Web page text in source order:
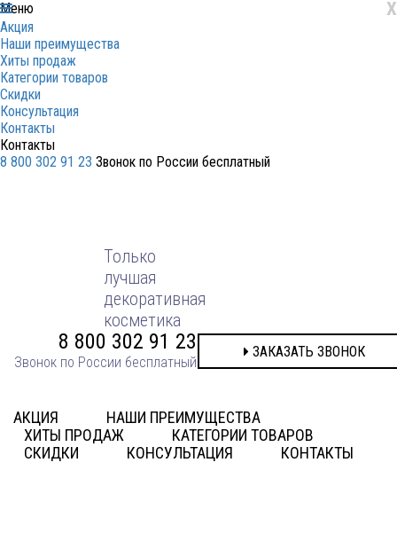
X
Меню
Акция
Наши преимущества
Хиты продаж
Категории товаров
Скидки
Консультация
Контакты
Контакты
8 800 302 91 23 Звонок по России бесплатный
Только
лучшая
декоративная
косметика
8 800 302 91 23
Звонок по России бесплатный
ЗАКАЗАТЬ ЗВОНОК
АКЦИЯ
НАШИ ПРЕИМУЩЕСТВА
ХИТЫ ПРОДАЖ
КАТЕГОРИИ ТОВАРОВ
СКИДКИ
КОНСУЛЬТАЦИЯ КОНТАКТЫ